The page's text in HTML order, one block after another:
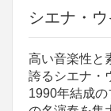
シエナ・
高い音楽性と
誇るシエナ・
1990年結成